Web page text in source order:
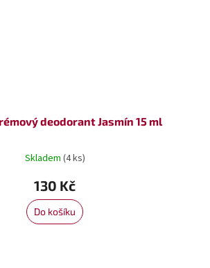
deodorant Jasmín 15 ml
Skladem (4 ks)
130 Kč
Do košíku